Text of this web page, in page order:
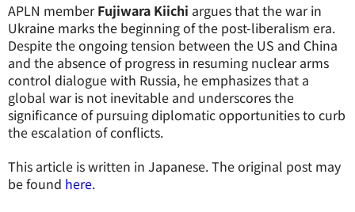
APLN memberFujiwara Kiichi argues that the war in
Ukraine marks the beginning of the post-liberalism era.
Despite the ongoing tension between the US and China
and the absence of progress in resuming nuclear arms
control dialogue with Russia, he emphasizes that a
global war is not inevitable and underscores the
significance of pursuing diplomatic opportunities to curb
the escalation of conflicts.
This article is written in Japanese. The original post may
be found here.